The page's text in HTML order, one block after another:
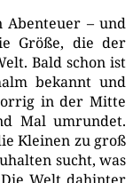
Aben­teu­er – und
Grö­ße, die der
Bald schon ist
bekannt und
in der Mit­te
Mal umrun­det.
Klei­nen zu groß
sucht, was